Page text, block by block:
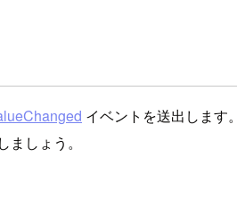
イベントを送出します
しょう。